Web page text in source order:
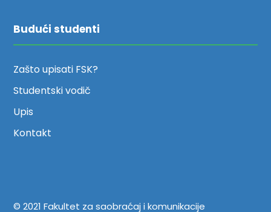
Budući studenti
Zašto upisati FSK?
Studentski vodič
Upis
Kontakt
© 2021 Fakultet za saobraćaj i komunikacije